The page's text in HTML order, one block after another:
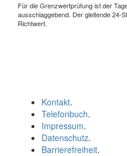
Für die Grenzwertprüfung ist der
ausschlaggebend. Der gleitende 24-
Richtwert.
Kontakt.
Telefonbuch.
Impressum.
Datenschutz.
Barrierefreiheit.